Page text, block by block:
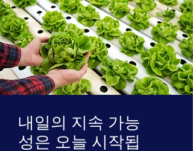
내일의 지속 가능
성은 오늘 시작됩